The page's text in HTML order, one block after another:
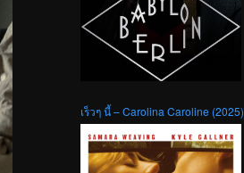
เร็วๆ นี้ – Carolina Caroline (2025)